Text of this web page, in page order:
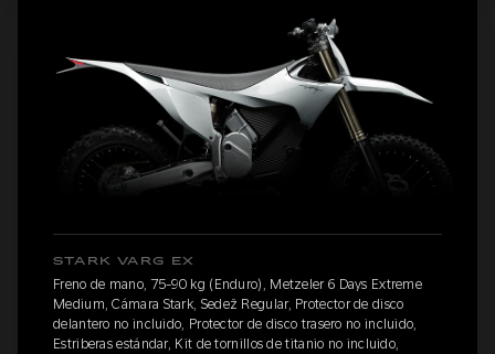
STARK VARG EX
Freno de mano, 75-90 kg (Enduro), Metzeler 6 Days Extreme
Medium, Cámara Stark, Sedež Regular, Protector de disco
delantero no incluido, Protector de disco trasero no incluido,
Estriberas estándar, Kit de tornillos de titanio no incluido,